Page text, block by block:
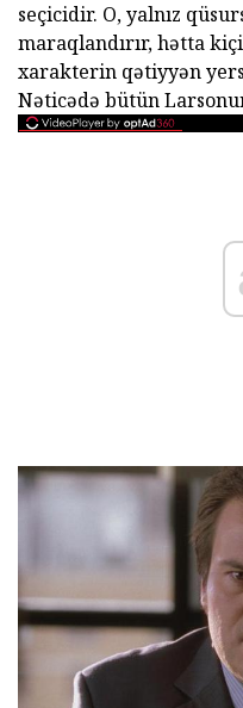
seçicidir. O, yalnız
maraqlandırır, hətta
xarakterin qətiyyən
Nəticədə bütün